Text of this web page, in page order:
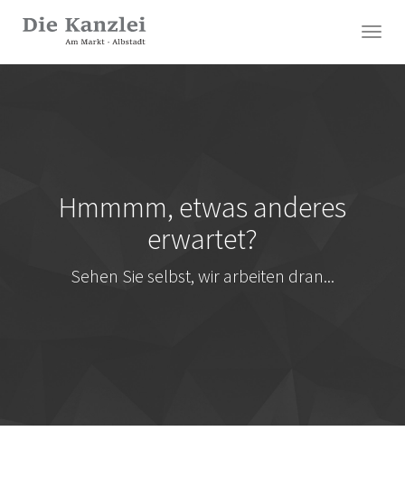
Hmmmm, etwas anderes
erwartet?
Sehen Sie selbst, wir arbeiten dran...